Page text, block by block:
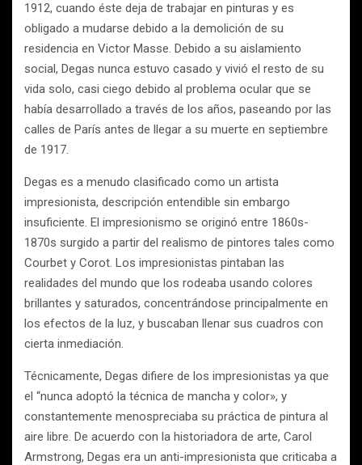
1912, cuando éste deja de trabajar en pinturas y es
obligado a mudarse debido a la demolición de su
residencia en Victor Masse. Debido a su aislamiento
social, Degas nunca estuvo casado y vivió el resto de su
vida solo, casi ciego debido al problema ocular que se
había desarrollado a través de los años, paseando por las
calles de París antes de llegar a su muerte en septiembre
de 1917.
Degas es a menudo clasificado como un artista
impresionista, descripción entendible sin embargo
insuficiente. El impresionismo se originó entre 1860s-
1870s surgido a partir del realismo de pintores tales como
Courbet y Corot. Los impresionistas pintaban las
realidades del mundo que los rodeaba usando colores
brillantes y saturados, concentrándose principalmente en
los efectos de la luz, y buscaban llenar sus cuadros con
cierta inmediación.
Técnicamente, Degas difiere de los impresionistas ya que
el “nunca adoptó la técnica de mancha y color», y
constantemente menospreciaba su práctica de pintura al
aire libre. De acuerdo con la historiadora de arte, Carol
Armstrong, Degas era un anti-impresionista que criticaba a